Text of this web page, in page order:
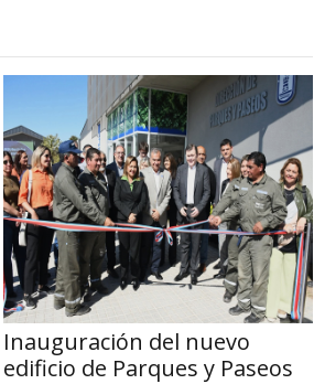
Inauguración del nuevo
edificio de Parques y Paseos